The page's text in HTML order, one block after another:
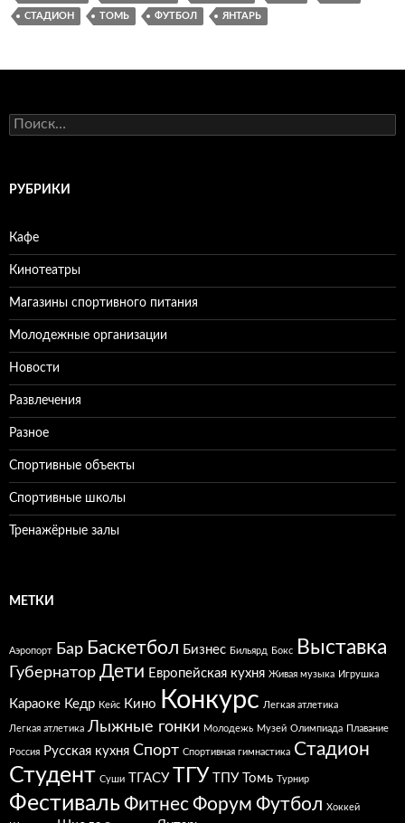
СТАДИОН ТОМЬ ФУТБОЛ ЯНТАРЬ
Н
а
иРУБРИКИ
Кафе
Кинотеатры
Магазины спортивного питания
Молодежные организации
Новости
Развлечения
Разное
Спортивные объекты
Спортивные школы
Тренажёрные залы
МЕТКИ
Аэропорт Бар Баскетбол Бизнес Бильярд Бокс Выставка
Губернатор Дети Европейская кухня Живая музыка Игрушка
Караоке Кедр Кейс Кино Конкурс Легкая атлетика
Легкая атлетика Лыжные гонки Молодежь Музей Олимпиада Плавание
Россия Русская кухня Спорт Спортивная гимнастика Стадион
Студент Суши ТГАСУ ТГУ ТПУ Томь Турнир
ФестивальФитнесФорум Футбол Хоккей